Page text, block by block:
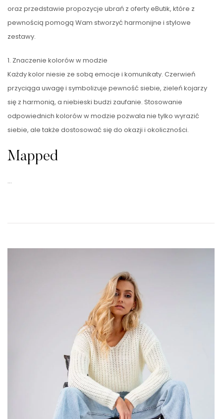
oraz przedstawie propozycje ubrań z oferty eButik, które z
pewnością pomogą Wam stworzyć harmonijne i stylowe
zestawy.
1. Znaczenie kolorów w modzie
Każdy kolor niesie ze sobą emocje i komunikaty. Czerwień
przyciąga uwagę i symbolizuje pewność siebie, zieleń kojarzy
się z harmonią, a niebieski budzi zaufanie. Stosowanie
odpowiednich kolorów w modzie pozwala nie tylko wyrazić
siebie, ale także dostosować się do okazji i okoliczności.
Mapped
…